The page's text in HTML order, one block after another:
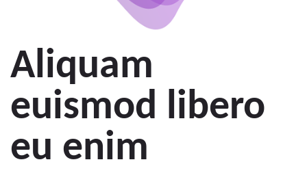
Aliquam
euismod libero
eu enim